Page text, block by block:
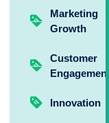
Marketing
Growth
Customer
Engagement
Innovation